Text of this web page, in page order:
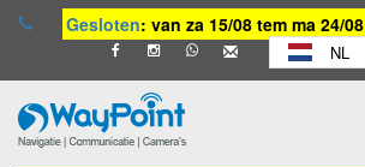
Gesloten: van za 15/08 tem ma 24/08
NL